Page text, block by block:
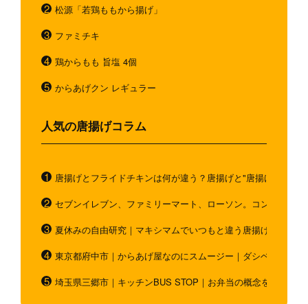
松源「若鶏ももから揚げ」
ファミチキ
鶏からもも 旨塩 4個
からあげクン レギュラー
人気の唐揚げコラム
唐揚げとフライドチキンは何が違う？唐揚げと"唐揚げと似て
セブンイレブン、ファミリーマート、ローソン。コンビニの
夏休みの自由研究｜マキシマムでいつもと違う唐揚げを作ろう
東京都府中市｜からあげ屋なのにスムージー｜ダシベース唐
埼玉県三郷市｜キッチンBUS STOP｜お弁当の概念を超越！